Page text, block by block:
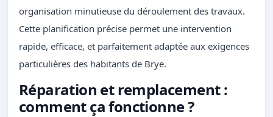
organisation minutieuse du déroulement des travaux.
Cette planification précise permet une intervention
rapide, efficace, et parfaitement adaptée aux exigences
particulières des habitants de Brye.
Réparation et remplacement :
comment ça fonctionne ?